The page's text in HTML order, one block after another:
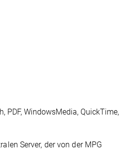
PDF, WindowsMedia, QuickTime,
Server, der von der MPG